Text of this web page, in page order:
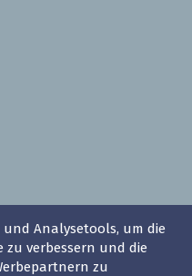
und Analysetools, um die
zu verbessern und die
zu